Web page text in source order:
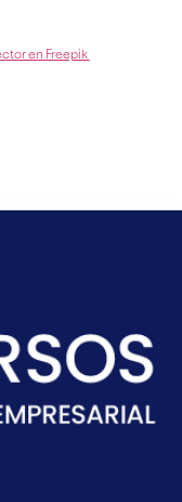
en Freepik